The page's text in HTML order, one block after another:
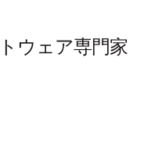
ウェア専門家